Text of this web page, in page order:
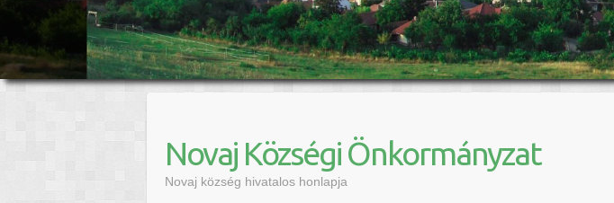
Novaj Községi Önkormányzat
Novaj község hivatalos honlapja